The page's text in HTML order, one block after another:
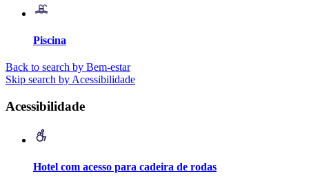
Piscina
Back to search by Bem-estar
Skip search by Acessibilidade
Acessibilidade
Hotel com acesso para cadeira de rodas